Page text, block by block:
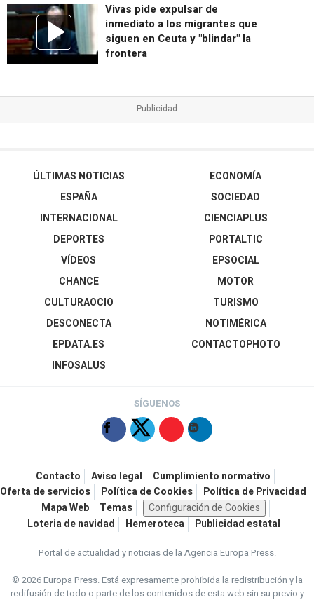
Vivas pide expulsar de
inmediato a los migrantes que
siguen en Ceuta y "blindar" la
frontera
ÚLTIMAS NOTICIAS
ESPAÑA
INTERNACIONAL
DEPORTES
VÍDEOS
ECONOMÍA
SOCIEDAD
CIENCIAPLUS
PORTALTIC
EPSOCIAL
CHANCE
CULTURAOCIO
DESCONECTA
EPDATA.ES
INFOSALUS
MOTOR
TURISMO
NOTIMÉRICA
CONTACTOPHOTO
SÍGUENOS
Contacto Aviso legal
Cumplimiento normativo
Oferta de servicios
Política de Cookies
Política de Privacidad
Mapa Web
Temas
Configuración de Cookies
Loteria de navidad
Hemeroteca Publicidad estatal
Portal de actualidad y noticias de la Agencia Europa Press.
© 2026 Europa Press.Está expresamente prohibida la redistribución y la
redifusión de todo o parte de los contenidos de esta web sin su previo y